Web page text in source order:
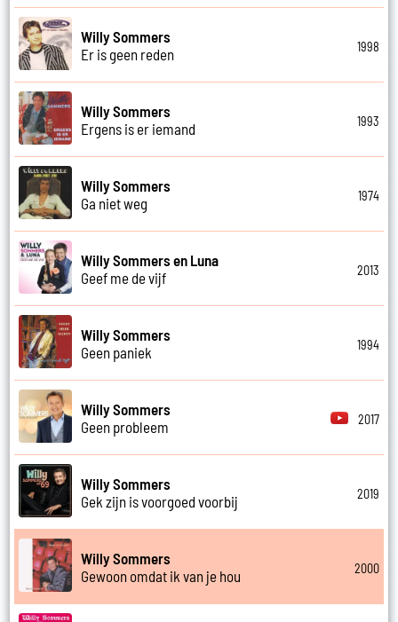
Willy Sommers
Er is geen reden
1998
Willy Sommers
Ergens is er iemand
1993
Willy Sommers
Ga niet weg
1974
Willy Sommers en Luna
Geef me de vijf
2013
Willy Sommers
Geen paniek
1994
Willy Sommers
Geen probleem
2017
Willy Sommers
Gek zijn is voorgoed voorbij
2019
Willy Sommers
Gewoon omdat ik van je hou
2000